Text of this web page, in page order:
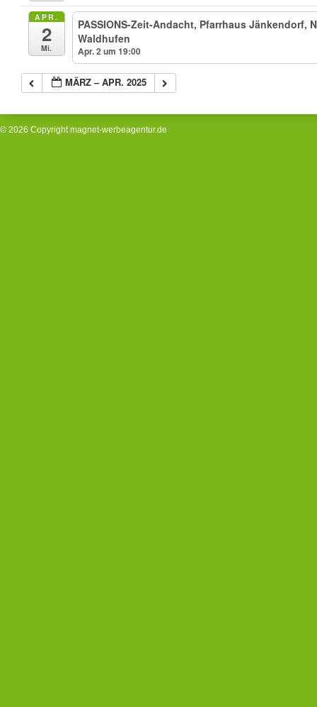
APR.
2
Mi.
PASSIONS-Zeit-Andacht, Pfarrhaus Jänkendorf,
Waldhufen
Apr. 2 um 19:00
MÄRZ – APR. 2025
© 2026 Copyrightmagnet-werbeagentur.de